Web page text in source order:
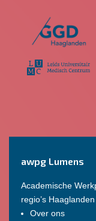
awpg Lumens
Academische
regio’s
Over ons